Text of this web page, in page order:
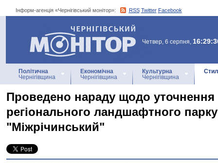
Інформ-агенція «Чернігівський монітор»: RSS Twitter Facebook
Інформ-агенція
«Чернігівський монітор»
Четвер, 6 серпня,
Політична
Чернігівщина
Економічна
Чернігівщина
Культурна
Чернігівщина
Проведено нараду щодо уточнення
регіонального ландшафтного парку
"Міжрічинський"